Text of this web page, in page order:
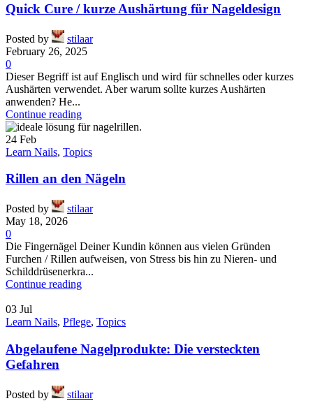
Quick Cure / kurze Aushärtung für Nageldesign
Posted by
stilaar
February 26, 2025
0
Dieser Begriff ist auf Englisch und wird für schnelles oder kurzes
Aushärten verwendet. Aber warum sollte kurzes Aushärten
anwenden? He...
Continue reading
24 Feb
Learn Nails, Topics
Rillen an den Nägeln
Posted by
stilaar
May 18, 2026
0
Die Fingernägel Deiner Kundin können aus vielen Gründen
Furchen / Rillen aufweisen, von Stress bis hin zu Nieren- und
Schilddrüsenerkra...
Continue reading
03 Jul
Learn Nails, Pflege, Topics
Abgelaufene Nagelprodukte: Die versteckten
Gefahren
Posted by
stilaar